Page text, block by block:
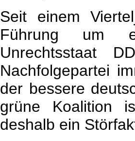
Seit einem
Führung um
Unrechtsstaat
Nachfolgepartei
der bessere
grüne Koalition
deshalb ein